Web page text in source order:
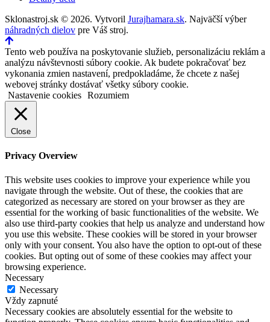
Sklonastroj.sk © 2026. Vytvoril Jurajhamara.sk. Najväčší výber
náhradných dielov pre Váš stroj.
Tento web používa na poskytovanie služieb, personalizáciu reklám a
analýzu návštevnosti súbory cookie. Ak budete pokračovať bez
vykonania zmien nastavení, predpokladáme, že chcete z našej
webovej stránky dostávať všetky súbory cookie.
Nastavenie cookies Rozumiem
Close
Privacy Overview
This website uses cookies to improve your experience while you
navigate through the website. Out of these, the cookies that are
categorized as necessary are stored on your browser as they are
essential for the working of basic functionalities of the website. We
also use third-party cookies that help us analyze and understand how
you use this website. These cookies will be stored in your browser
only with your consent. You also have the option to opt-out of these
cookies. But opting out of some of these cookies may affect your
browsing experience.
Necessary
Necessary
Vždy zapnuté
Necessary cookies are absolutely essential for the website to